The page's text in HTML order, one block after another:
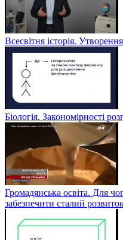
Всесвітня історія.
Біологія. Закономірності
Громадянська освіта. Для
забезпечити сталий